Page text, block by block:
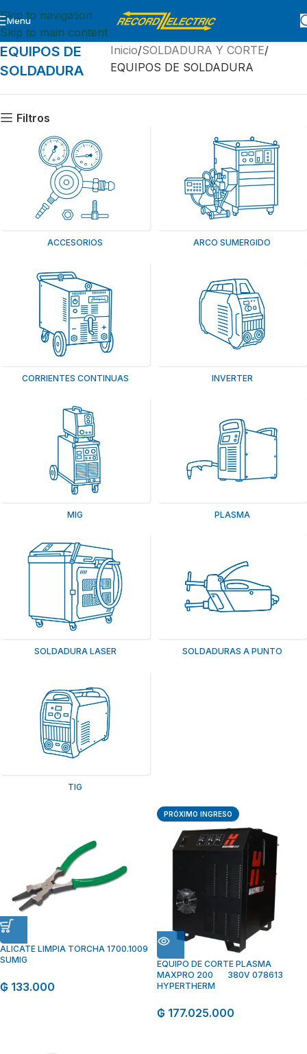
Skip to navigation
Skip to main content
Menu
EQUIPOS DE
SOLDADURA
Inicio SOLDADURA Y CORTE
EQUIPOS DE SOLDADURA
Filtros
ACCESORIOS ARCO SUMERGIDO
CORRIENTES CONTINUAS INVERTER
MIG PLASMA
SOLDADURA LASER SOLDADURAS A PUNTO
TIG
ALICATE LIMPIA TORCHA 1700.1009
SUMIG
₲ 133.000
PRÓXIMO INGRESO
EQUIPO DE CORTE PLASMA
MAXPRO 200 380V 078613
HYPERTHERM
₲ 177.025.000